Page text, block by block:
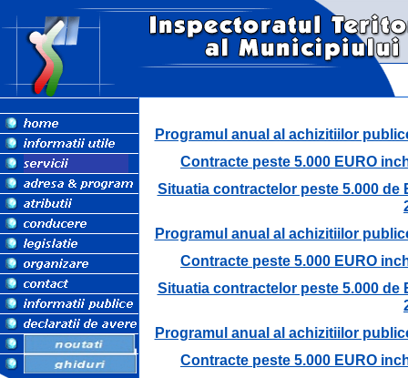
Programul anual al achizitiilor
Contracte peste 5.000 EURO
Situatia contractelor peste 5.000 de
Programul anual al achizitiilor
Contracte peste 5.000 EURO
Situatia contractelor peste 5.000 de
Programul anual al achizitiilor
Contracte peste 5.000 EURO